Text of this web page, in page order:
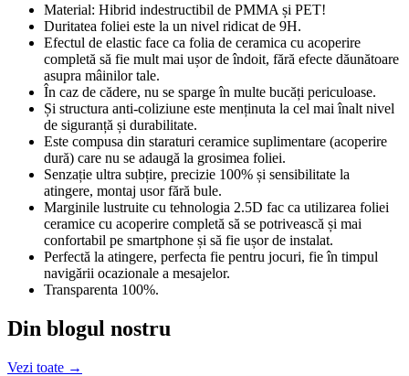
Material: Hibrid indestructibil de PMMA și PET!
Duritatea foliei este la un nivel ridicat de 9H.
Efectul de elastic face ca folia de ceramica cu acoperire
completă să fie mult mai ușor de îndoit, fără efecte dăunătoare
asupra mâinilor tale.
În caz de cădere, nu se sparge în multe bucăți periculoase.
Și structura anti-coliziune este menținuta la cel mai înalt nivel
de siguranță și durabilitate.
Este compusa din staraturi ceramice suplimentare (acoperire
dură) care nu se adaugă la grosimea foliei.
Senzație ultra subțire, precizie 100% și sensibilitate la
atingere, montaj usor fără bule.
Marginile lustruite cu tehnologia 2.5D fac ca utilizarea foliei
ceramice cu acoperire completă să se potrivească și mai
confortabil pe smartphone și să fie ușor de instalat.
Perfectă la atingere, perfecta fie pentru jocuri, fie în timpul
navigării ocazionale a mesajelor.
Transparenta 100%.
Din blogul nostru
Vezi toate →